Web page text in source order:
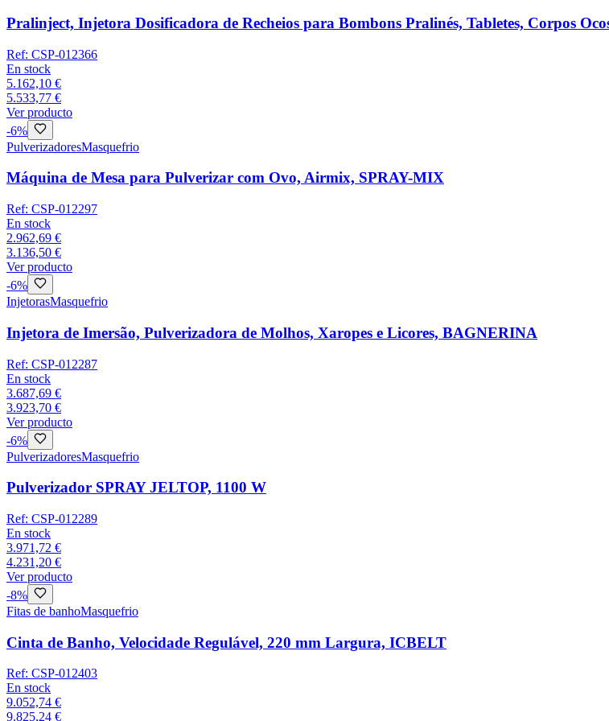
Pralinject, Injetora Dosificadora de Recheios para Bombons Pralinés, Tabletes, Corpos
Ref: CSP-012366
En stock
5.162,10 €
5.533,77 €
Ver producto
-6%
PulverizadoresMasquefrio
Máquina de Mesa para Pulverizar com Ovo, Airmix, SPRAY-MIX
Ref: CSP-012297
En stock
2.962,69 €
3.136,50 €
Ver producto
-6%
InjetorasMasquefrio
Injetora de Imersão, Pulverizadora de Molhos, Xaropes e Licores, BAGNERINA
Ref: CSP-012287
En stock
3.687,69 €
3.923,70 €
Ver producto
-6%
PulverizadoresMasquefrio
Pulverizador SPRAY JELTOP, 1100 W
Ref: CSP-012289
En stock
3.971,72 €
4.231,20 €
Ver producto
-8%
Fitas de banhoMasquefrio
Cinta de Banho, Velocidade Regulável, 220 mm Largura, ICBELT
Ref: CSP-012403
En stock
9.052,74 €
9.825,24 €